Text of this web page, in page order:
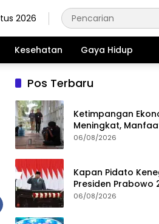
2026
Kesehatan Gaya Hidup
Pos Terbaru
Ketimpangan
Meningkat,
Pertumbuhan
06/08/2026
Kapan Pidato
Presiden Prabowo
Jadwal, Agenda,
06/08/2026